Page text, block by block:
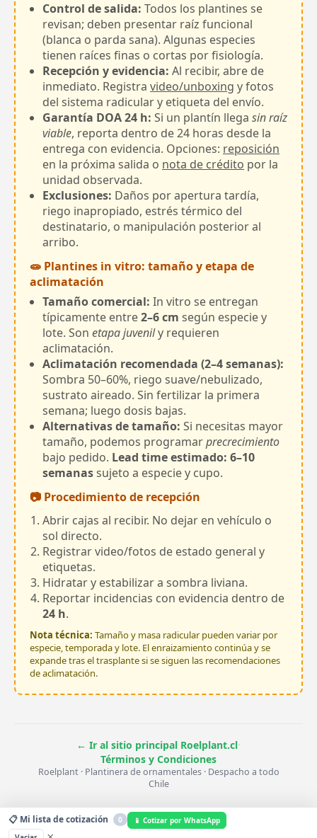
Control de salida: Todos los plantines se
revisan; deben presentar raíz funcional
(blanca o parda sana). Algunas especies
tienen raíces finas o cortas por fisiología.
Recepción y evidencia: Al recibir, abre de
inmediato. Registra video/unboxing y fotos
del sistema radicular y etiqueta del envío.
Garantía DOA 24 h: Si un plantín llega sin raíz
viable, reporta dentro de 24 horas desde la
entrega con evidencia. Opciones: reposición
en la próxima salida o nota de crédito por la
unidad observada.
Exclusiones: Daños por apertura tardía,
riego inapropiado, estrés térmico del
destinatario, o manipulación posterior al
arribo.
🧫 Plantines in vitro: tamaño y etapa de
aclimatación
Tamaño comercial: In vitro se entregan
típicamente entre2–6 cm según especie y
lote. Son etapa juvenily requieren
aclimatación.
Aclimatación recomendada (2–4 semanas):
Sombra 50–60%, riego suave/nebulizado,
sustrato aireado. Sin fertilizar la primera
semana; luego dosis bajas.
Alternativas de tamaño: Si necesitas mayor
tamaño, podemos programarprecrecimiento
bajo pedido. Lead time estimado: 6–10
semanassujeto a especie y cupo.
📷 Procedimiento de recepción
Abrir cajas al recibir. No dejar en vehículo o
sol directo.
Registrar video/fotos de estado general y
etiquetas.
Hidratar y estabilizar a sombra liviana.
Reportar incidencias con evidencia dentro de
24 h.
Nota técnica: Tamaño y masa radicular pueden variar por
especie, temporada y lote. El enraizamiento continúa y se
expande tras el trasplante si se siguen las recomendaciones
de aclimatación.
← Ir al sitio principal Roelplant.cl·
Términos y Condiciones
Roelplant · Plantinera de ornamentales · Despacho a todo
Chile
📋 Mi lista de cotización 0
📱 Cotizar por WhatsApp